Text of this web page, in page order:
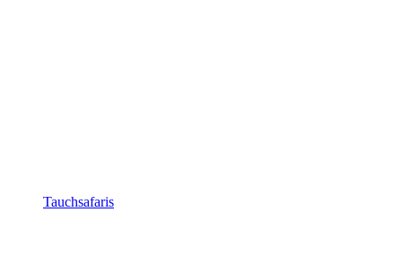
Tauchsafaris